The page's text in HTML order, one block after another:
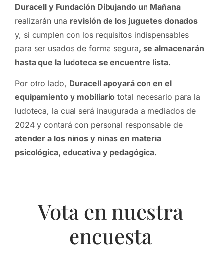
Duracell y Fundación Dibujando un Mañana
realizarán una revisión de los juguetes donados
y, si cumplen con los requisitos indispensables
para ser usados de forma segura, se almacenarán
hasta que la ludoteca se encuentre lista.
Por otro lado, Duracell apoyará con en el
equipamiento y mobiliario total necesario para la
ludoteca, la cual será inaugurada a mediados de
2024 y contará con personal responsable de
atender a los niños y niñas en materia
psicológica, educativa y pedagógica.
Vota en nuestra
encuesta